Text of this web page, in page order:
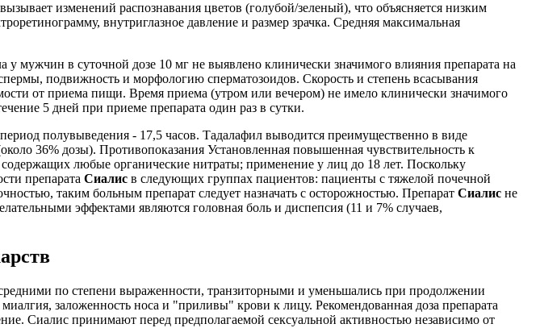
изменений распознавания цветов (голубой/зеленый), что объясняется низким
внутриглазное давление и размер зрачка. Средняя максимальная
у мужчин в суточной дозе 10 мг не выявлено клинически значимого влияния препарата на
подвижность и морфологию сперматозоидов. Скорость и степень всасывания
от приема пищи. Время приема (утром или вечером) не имело клинически значимого
5 дней при приеме препарата один раз в сутки.
полувыведения - 17,5 часов. Тадалафил выводится преимущественно в виде
36% дозы). Противопоказания Установленная повышенная чувствительность к
любые органические нитраты; применение у лиц до 18 лет. Поскольку
препарата Сиалис в следующих группах пациентов: пациенты с тяжелой почечной
таким больным препарат следует назначать с осторожностью. Препарат Сиалис не
эффектами являются головная боль и диспепсия (11 и 7% случаев,
по степени выраженности, транзиторными и уменьшались при продолжении
заложенность носа и "приливы" крови к лицу. Рекомендованная доза препарата
Сиалис принимают перед предполагаемой сексуальной активностью независимо от